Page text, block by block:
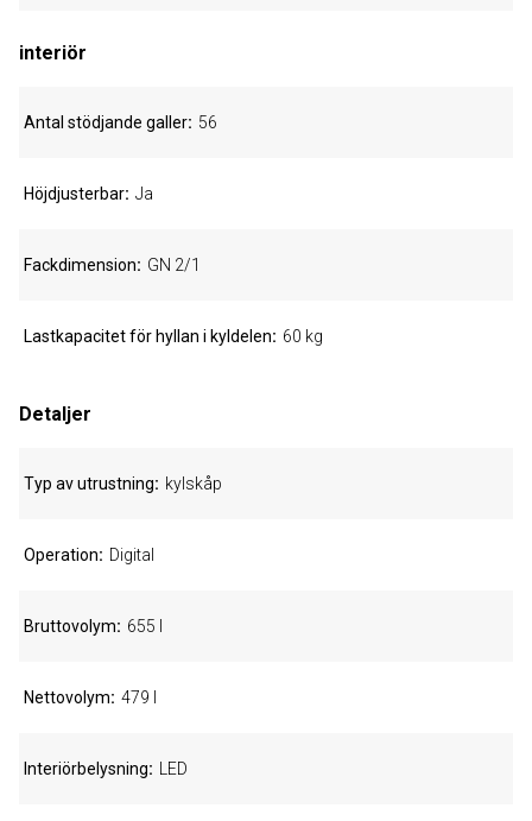
interiör
Antal stödjande galler 56
Höjdjusterbar Ja
Fackdimension GN 2/1
Lastkapacitet för hyllan i kyldelen 60 kg
Detaljer
Typ av utrustning kylskåp
Operation Digital
Bruttovolym 655 l
Nettovolym 479 l
Interiörbelysning LED